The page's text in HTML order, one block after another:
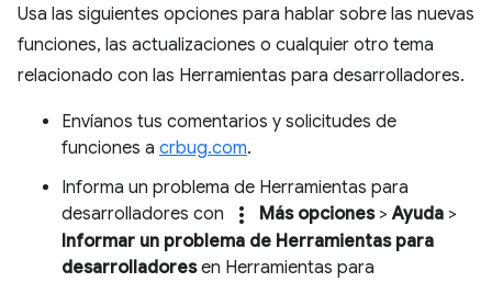
Usa las siguientes opciones para hablar sobre las nuevas
funciones, las actualizaciones o cualquier otro tema
relacionado con las Herramientas para desarrolladores.
Envíanos tus comentarios y solicitudes de
funciones a crbug.com.
Informa un problema de Herramientas para
desarrolladores con
more_vert Más opciones>Ayuda >
Informar un problema de Herramientas para
desarrolladoresen Herramientas para